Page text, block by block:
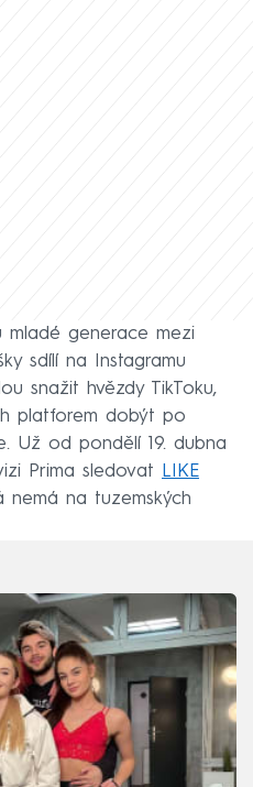
mladé generace mezi
sdílí na Instagramu
snažit hvězdy TikToku,
platforem dobýt po
Už od pondělí 19. dubna
Prima sledovat LIKE
nemá na tuzemských